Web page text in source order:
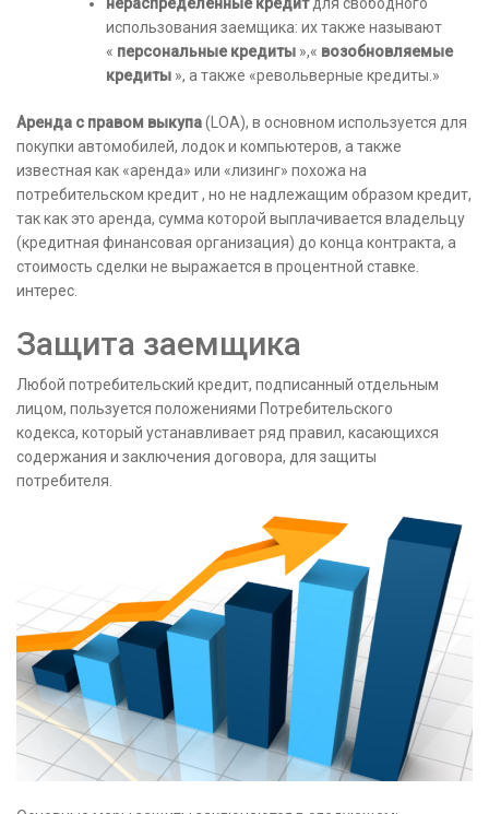
использования заемщика: их также называют
« персональные кредиты »,« возобновляемые
кредиты », а также «револьверные кредиты.»
Аренда с правом выкупа(LOA), в основном используется для
покупки автомобилей, лодок и компьютеров, а также
известная как «аренда» или «лизинг» похожа на
потребительском кредит , но не надлежащим образом кредит,
так как это аренда, сумма которой выплачивается владельцу
(кредитная финансовая организация) до конца контракта, а
стоимость сделки не выражается в процентной ставке.
интерес.
Защита заемщика
Любой потребительский кредит, подписанный отдельным
лицом, пользуется положениями Потребительского
кодекса, который устанавливает ряд правил, касающихся
содержания и заключения договора, для защиты
потребителя.